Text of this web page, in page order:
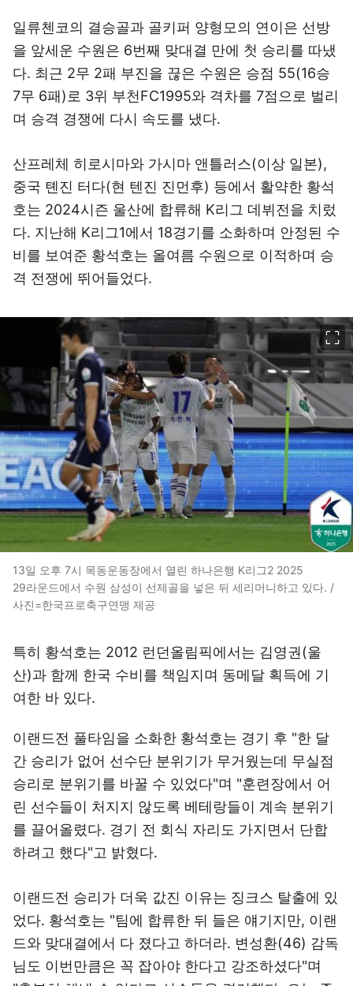
일류첸코의 결승골과 골키퍼 양형모의 연이은 선방
을 앞세운 수원은 6번째 맞대결 만에 첫 승리를 따냈
다. 최근 2무 2패 부진을 끊은 수원은 승점 55(16승
7무 6패)로 3위 부천FC1995와 격차를 7점으로 벌리
며 승격 경쟁에 다시 속도를 냈다.
산프레체 히로시마와 가시마 앤틀러스(이상 일본),
중국 톈진 터다(현 텐진 진먼후) 등에서 활약한 황석
호는 2024시즌 울산에 합류해 K리그 데뷔전을 치렀
다. 지난해 K리그1에서 18경기를 소화하며 안정된 수
비를 보여준 황석호는 올여름 수원으로 이적하며 승
격 전쟁에 뛰어들었다.
13일 오후 7시 목동운동장에서 열린 하나은행 K리그2 2025
29라운드에서 수원 삼성이 선제골을 넣은 뒤 세리머니하고 있다. /
사진=한국프로축구연맹 제공
특히 황석호는 2012 런던올림픽에서는 김영권(울
산)과 함께 한국 수비를 책임지며 동메달 획득에 기
여한 바 있다.
이랜드전 풀타임을 소화한 황석호는 경기 후 "한 달
간 승리가 없어 선수단 분위기가 무거웠는데 무실점
승리로 분위기를 바꿀 수 있었다"며 "훈련장에서 어
린 선수들이 처지지 않도록 베테랑들이 계속 분위기
를 끌어올렸다. 경기 전 회식 자리도 가지면서 단합
하려고 했다"고 밝혔다.
이랜드전 승리가 더욱 값진 이유는 징크스 탈출에 있
었다. 황석호는 "팀에 합류한 뒤 들은 얘기지만, 이랜
드와 맞대결에서 다 졌다고 하더라. 변성환(46) 감독
님도 이번만큼은 꼭 잡아야 한다고 강조하셨다"며